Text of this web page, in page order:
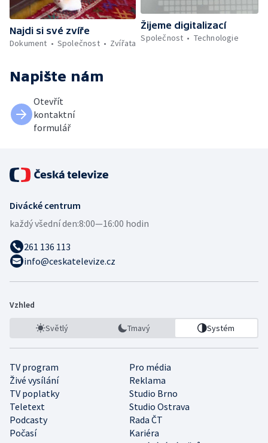
Najdi si své zvíře
Dokument
Společnost Zvířata
Žijeme digitalizací
Společnost
Technologie
Napište nám
Otevřít
kontaktní
formulář
Divácké centrum
každý všední den:8:00—16:00 hodin
261 136 113
info@ceskatelevize.cz
Vzhled
Světlý Tmavý Systém
TV program
Pro média
Živé vysílání
Reklama
TV poplatky
Studio Brno
Teletext
Studio Ostrava
Podcasty
Rada ČT
Počasí
Kariéra